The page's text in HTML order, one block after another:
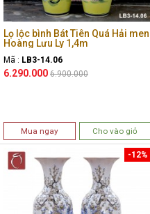
Lọ lộc bình Bát Tiên Quá Hải men
Hoàng Lưu Ly 1,4m
Mã : LB3-14.06
6.290.000 6.900.000
Mua ngay Cho vào giỏ
-12%